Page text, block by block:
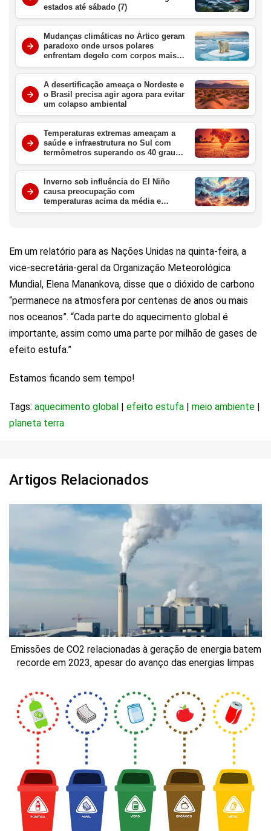
estados até sábado (7)
Mudanças climáticas no Ártico geram
paradoxo onde ursos polares
enfrentam degelo com corpos mais
gordos e saudáveis
A desertificação ameaça o Nordeste e
o Brasil precisa agir agora para evitar
um colapso ambiental
Temperaturas extremas ameaçam a
saúde e infraestrutura no Sul com
termômetros superando os 40 graus
nesta semana
Inverno sob influência do El Niño
causa preocupação com
temperaturas acima da média e
chuvas intensas no Brasil
Em um relatório para as Nações Unidas na quinta-feira, a
vice-secretária-geral da Organização Meteorológica
Mundial, Elena Manankova, disse que o dióxido de carbono
“permanece na atmosfera por centenas de anos ou mais
nos oceanos”. “Cada parte do aquecimento global é
importante, assim como uma parte por milhão de gases de
efeito estufa.”
Estamos ficando sem tempo!
Tags: aquecimento global efeito estufa meio ambiente
planeta terra
Artigos Relacionados
Emissões de CO2 relacionadas à geração de energia batem
recorde em 2023, apesar do avanço das energias limpas